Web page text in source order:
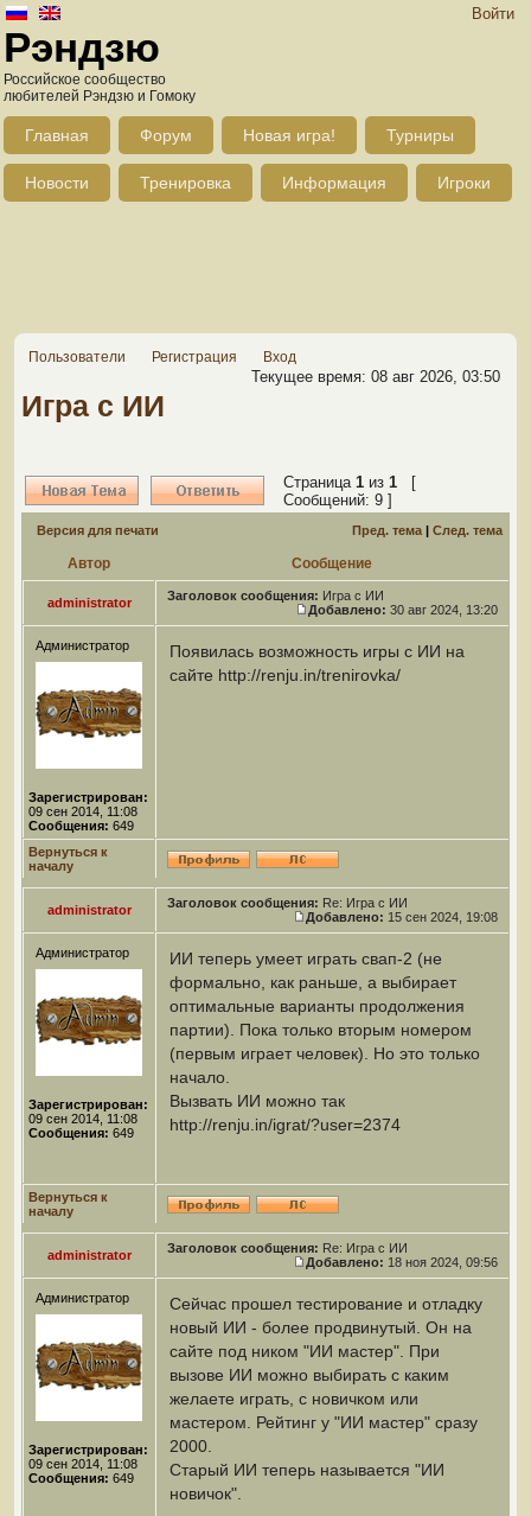
Войти
Рэндзю
Российское сообщество
любителей Рэндзю и Гомоку
Главная Форум Новая игра! Турниры
Новости Тренировка Информация Игроки
Пользователи Регистрация Вход
Текущее время: 08 авг 2026, 03:50
Игра с ИИ
Страница 1 из 1 [
Сообщений: 9 ]
Версия для печати Пред. тема | След. тема
Автор Сообщение
administrator Заголовок сообщения: Игра с ИИ
Добавлено: 30 авг 2024, 13:20
Администратор
Зарегистрирован:
09 сен 2014, 11:08
Сообщения: 649
Появилась возможность игры с ИИ на
сайте http://renju.in/trenirovka/
Вернуться к
началу
administrator Заголовок сообщения: Re: Игра с ИИ
Добавлено: 15 сен 2024, 19:08
Администратор
Зарегистрирован:
09 сен 2014, 11:08
Сообщения: 649
ИИ теперь умеет играть свап-2 (не
формально, как раньше, а выбирает
оптимальные варианты продолжения
партии). Пока только вторым номером
(первым играет человек). Но это только
начало.
Вызвать ИИ можно так
http://renju.in/igrat/?user=2374
Вернуться к
началу
administrator Заголовок сообщения: Re: Игра с ИИ
Добавлено: 18 ноя 2024, 09:56
Администратор
Зарегистрирован:
09 сен 2014, 11:08
Сообщения: 649
Сейчас прошел тестирование и отладку
новый ИИ - более продвинутый. Он на
сайте под ником "ИИ мастер". При
вызове ИИ можно выбирать с каким
желаете играть, с новичком или
мастером. Рейтинг у "ИИ мастер" сразу
2000.
Старый ИИ теперь называется "ИИ
новичок".